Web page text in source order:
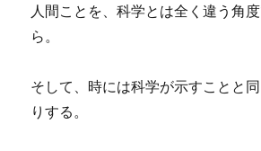
人間ことを、科学とは全く違う角
ら。
そして、時には科学が示すことと
りする。